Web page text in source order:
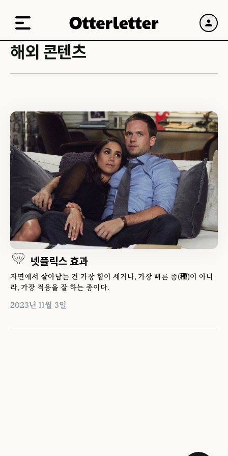
해외 콘텐츠
넷플릭스 효과
자연에서 살아남는 건 가장 힘이 세거나, 가장 빠른 종(種)이 아니
라, 가장 적응을 잘 하는 종이다.
2023년 11월 3일